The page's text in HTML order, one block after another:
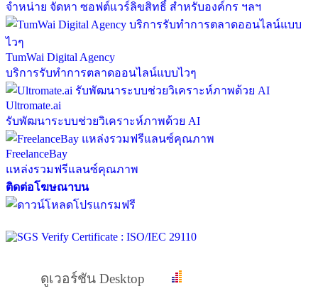
จำหน่าย จัดหา ซอฟต์แวร์ลิขสิทธิ์ สำหรับองค์กร ฯลฯ
TumWai Digital Agency
บริการรับทำการตลาดออนไลน์แบบไวๆ
Ultromate.ai
รับพัฒนาระบบช่วยวิเคราะห์ภาพด้วย AI
FreelanceBay
แหล่งรวมฟรีแลนซ์คุณภาพ
ติดต่อโฆษณาบน
ดูเวอร์ชัน Desktop